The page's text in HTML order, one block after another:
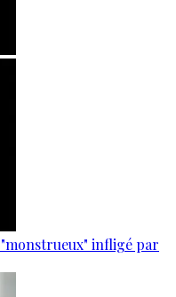
infligé par